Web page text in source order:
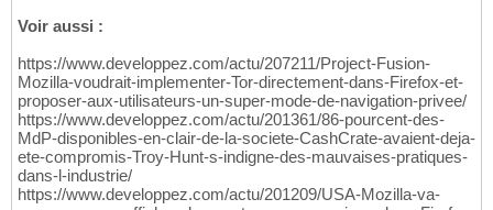
Voir aussi :
https://www.developpez.com/actu/207211/Project-Fusion-
Mozilla-voudrait-implementer-Tor-directement-dans-Firefox-et-
proposer-aux-utilisateurs-un-super-mode-de-navigation-privee/
https://www.developpez.com/actu/201361/86-pourcent-des-
MdP-disponibles-en-clair-de-la-societe-CashCrate-avaient-deja-
ete-compromis-Troy-Hunt-s-indigne-des-mauvaises-pratiques-
dans-l-industrie/
https://www.developpez.com/actu/201209/USA-Mozilla-va-